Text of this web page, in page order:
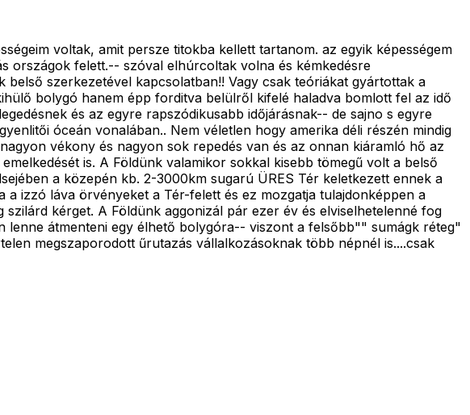
voltak, amit persze titokba kellett tartanom. az egyik képességem
országok felett.-- szóval elhúrcoltak volna és kémkedésre
szerkezetével kapcsolatban!! Vagy csak teóriákat gyártottak a
bolygó hanem épp forditva belülről kifelé haladva bomlott fel az idő
és az egyre rapszódikusabb időjárásnak-- de sajno s egyre
óceán vonalában.. Nem véletlen hogy amerika déli részén mindig
vékony és nagyon sok repedés van és az onnan kiáramló hő az
is. A Földünk valamikor sokkal kisebb tömegű volt a belső
a közepén kb. 2-3000km sugarú ÜRES Tér keletkezett ennek a
izzó láva örvényeket a Tér-felett és ez mozgatja tulajdonképpen a
kérget. A Földünk aggonizál pár ezer év és elviselhetelenné fog
átmenteni egy élhető bolygóra-- viszont a felsőbb"" sumágk réteg"
megszaporodott űrutazás vállalkozásoknak több népnél is....csak